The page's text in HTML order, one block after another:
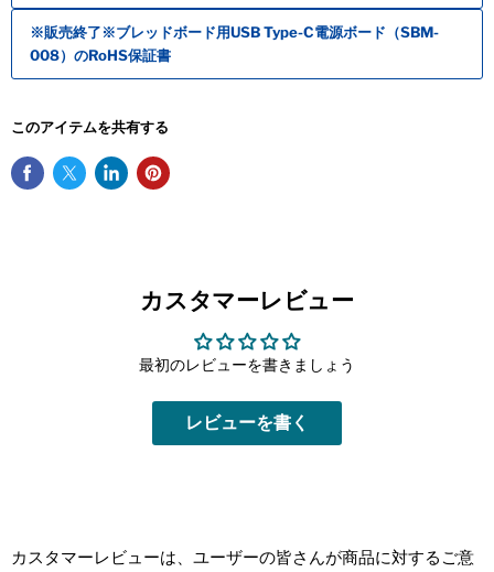
※販売終了※ブレッドボード用USB Type-C電源ボード（SBM-
008）のRoHS保証書
このアイテムを共有する
カスタマーレビュー
最初のレビューを書きましょう
レビューを書く
カスタマーレビューは、ユーザーの皆さんが商品に対するご意